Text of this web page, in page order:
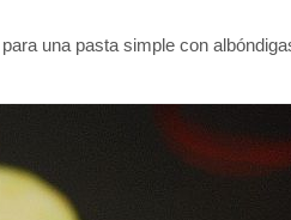
una pasta simple con